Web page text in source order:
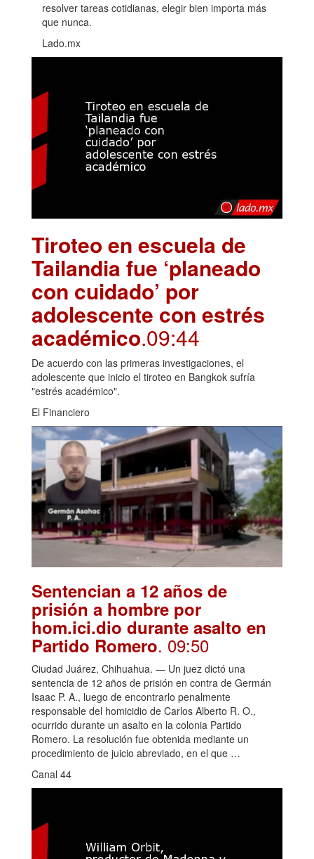
resolver tareas cotidianas, elegir bien importa más
que nunca.
Lado.mx
Tiroteo en escuela de
Tailandia fue ‘planeado
con cuidado’ por
adolescente con estrés
académico.09:44
De acuerdo con las primeras investigaciones, el
adolescente que inicio el tiroteo en Bangkok sufría
"estrés académico".
El Financiero
Sentencian a 12 años de
prisión a hombre por
hom.ici.dio durante asalto en
Partido Romero. 09:50
Ciudad Juárez, Chihuahua. — Un juez dictó una
sentencia de 12 años de prisión en contra de Germán
Isaac P. A., luego de encontrarlo penalmente
responsable del homicidio de Carlos Alberto R. O.,
ocurrido durante un asalto en la colonia Partido
Romero. La resolución fue obtenida mediante un
procedimiento de juicio abreviado, en el que …
Canal 44